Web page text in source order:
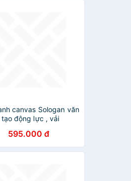
canvas Sologan văn
động lực , vải
tấm 40x60 cm
595.000 đ